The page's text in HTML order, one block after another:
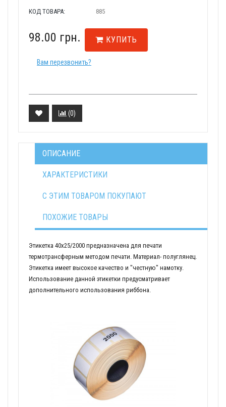
КОД ТОВАРА: 885
98.00 грн. КУПИТЬ
Вам перезвонить?
(0)
ОПИСАНИЕ
ХАРАКТЕРИСТИКИ
С ЭТИМ ТОВАРОМ ПОКУПАЮТ
ПОХОЖИЕ ТОВАРЫ
Этикетка 40х25/2000 предназначена для печати
термотрансферным методом печати. Материал- полуглянец.
Этикетка имеет высокое качество и "честную" намотку.
Использование данной этикетки предусматривает
дополнительного использования риббона.